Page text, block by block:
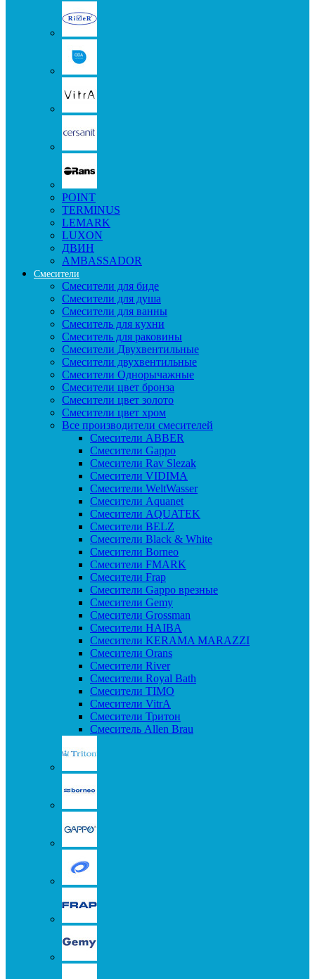
POINT
TERMINUS
LEMARK
LUXON
ДВИН
AMBASSADOR
Смесители
Смесители для биде
Смесители для душа
Смесители для ванны
Смеситель для кухни
Смеситель для раковины
Смесители Двухвентильные
Смесители двухвентильные
Смесители Однорычажные
Смесители цвет бронза
Смесители цвет золото
Смесители цвет хром
Все производители смесителей
Cмесители ABBER
Cмесители Gappo
Cмесители Rav Slezak
Cмесители VIDIMA
Cмесители WeltWasser
Смесители Aquanet
Смесители AQUATEK
Смесители BELZ
Смесители Black & White
Смесители Borneo
Смесители FMARK
Смесители Frap
Смесители Gappo врезные
Смесители Gemy
Смесители Grossman
Смесители HAIBA
Смесители KERAMA MARAZZI
Смесители Orans
Смесители River
Смесители Royal Bath
Смесители TIMO
Смесители VitrA
Смесители Тритон
Смеситель Allen Brau